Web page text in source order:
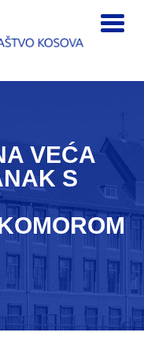
VEĆA
S